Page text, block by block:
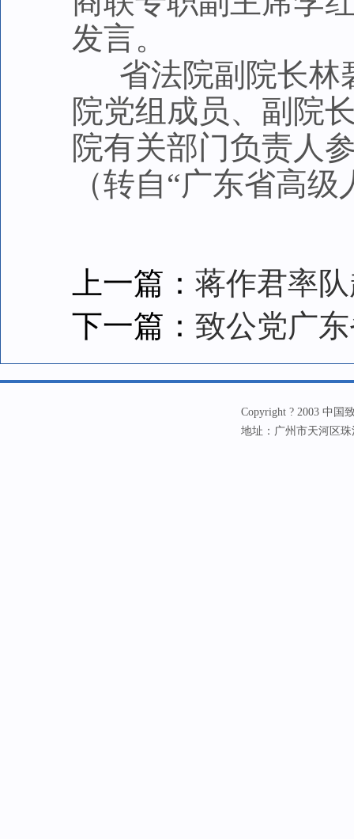
发言。
省法院副院长林
院党组成员、副院
院有关部门负责人
（转自“广东省高
上一篇： 蒋作君率
下一篇： 致公党广
Copyright ? 2003 中国
地址：广州市天河区